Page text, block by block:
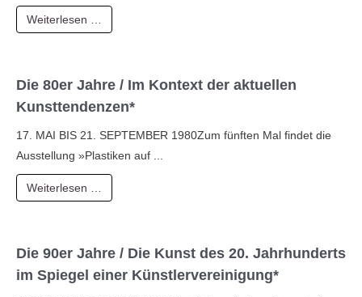
Weiterlesen …
Die 80er Jahre / Im Kontext der aktuellen
Kunsttendenzen*
17. MAI BIS 21. SEPTEMBER 1980Zum fünften Mal findet die
Ausstellung »Plastiken auf ...
Weiterlesen …
Die 90er Jahre / Die Kunst des 20. Jahrhunderts
im Spiegel einer Künstlervereinigung*